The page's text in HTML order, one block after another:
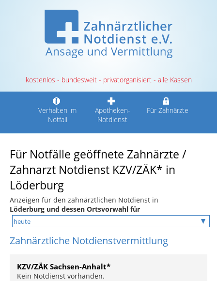
kostenlos - bundesweit - privatorganisiert - alle Kassen
Verhalten im
Notfall
Apotheken-
Notdienst
Für Zahnärzte
Für Notfälle geöffnete Zahnärzte /
Zahnarzt Notdienst KZV/ZÄK* in
Löderburg
Anzeigen für den zahnärztlichen Notdienst in
Löderburg und dessen Ortsvorwahl für
Zahnärztliche Notdienstvermittlung
KZV/ZÄK Sachsen-Anhalt*
Kein Notdienst vorhanden.